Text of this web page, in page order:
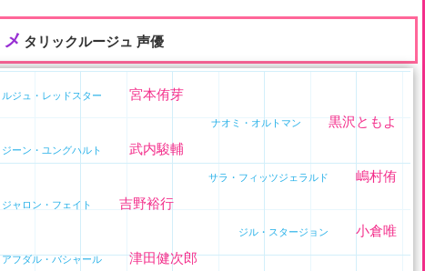
メ タリックルージュ 声優
ルジュ・レッドスター 宮本侑芽
ナオミ・オルトマン 黒沢ともよ
ジーン・ユングハルト 武内駿輔
サラ・フィッツジェラルド 嶋村侑
ジャロン・フェイト 吉野裕行
ジル・スタージョン 小倉唯
アフダル・バシャール 津田健次郎